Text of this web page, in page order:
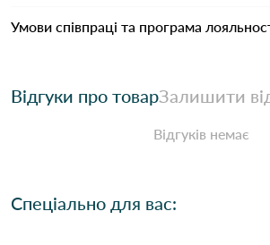
Умови співпраці та програма
Відгуки про товарЗалишити
Відгуків немає
Спеціально для вас: